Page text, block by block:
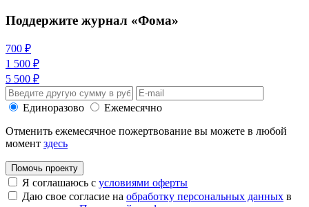
Поддержите журнал «Фома»
700 ₽
1 500 ₽
5 500 ₽
Единоразово
Ежемесячно
Отменить ежемесячное пожертвование вы можете в любой
момент здесь
Помочь проекту
Я соглашаюсь с условиями оферты
Даю свое согласие на обработку персональных данных в